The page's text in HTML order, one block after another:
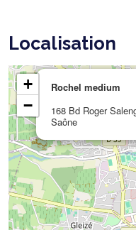
Localisation
Rochel medium
168 Bd Roger
Saône
+
−